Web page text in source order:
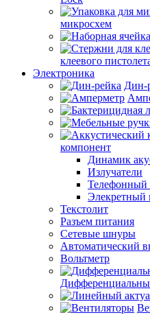
микросхем
клеевого
Электроника
Дин-
компонент
Динамик
Излучатели
Телефонный
Элекретный
Текстолит
Разъем питания
Сетевые шнуры
Автоматический
Вольтметр